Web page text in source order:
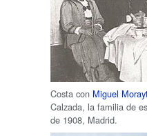
Costa con Miguel
Calzada, la familia de
de 1908, Madrid.